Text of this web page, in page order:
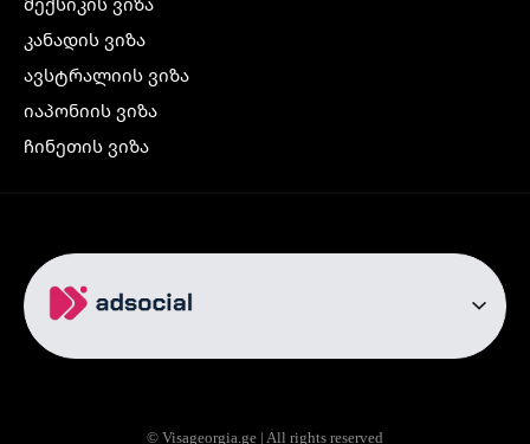
კანადის ვიზა
ავსტრალიის ვიზა
იაპონიის ვიზა
ჩინეთის ვიზა
ჩრდილოეთ ირლანდიის ვიზა
რუსეთის ვიზა
ავიაბილეთები
© Visageorgia.ge | All rights reserved